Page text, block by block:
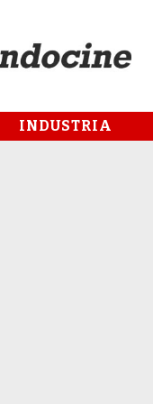
INDUSTRIA